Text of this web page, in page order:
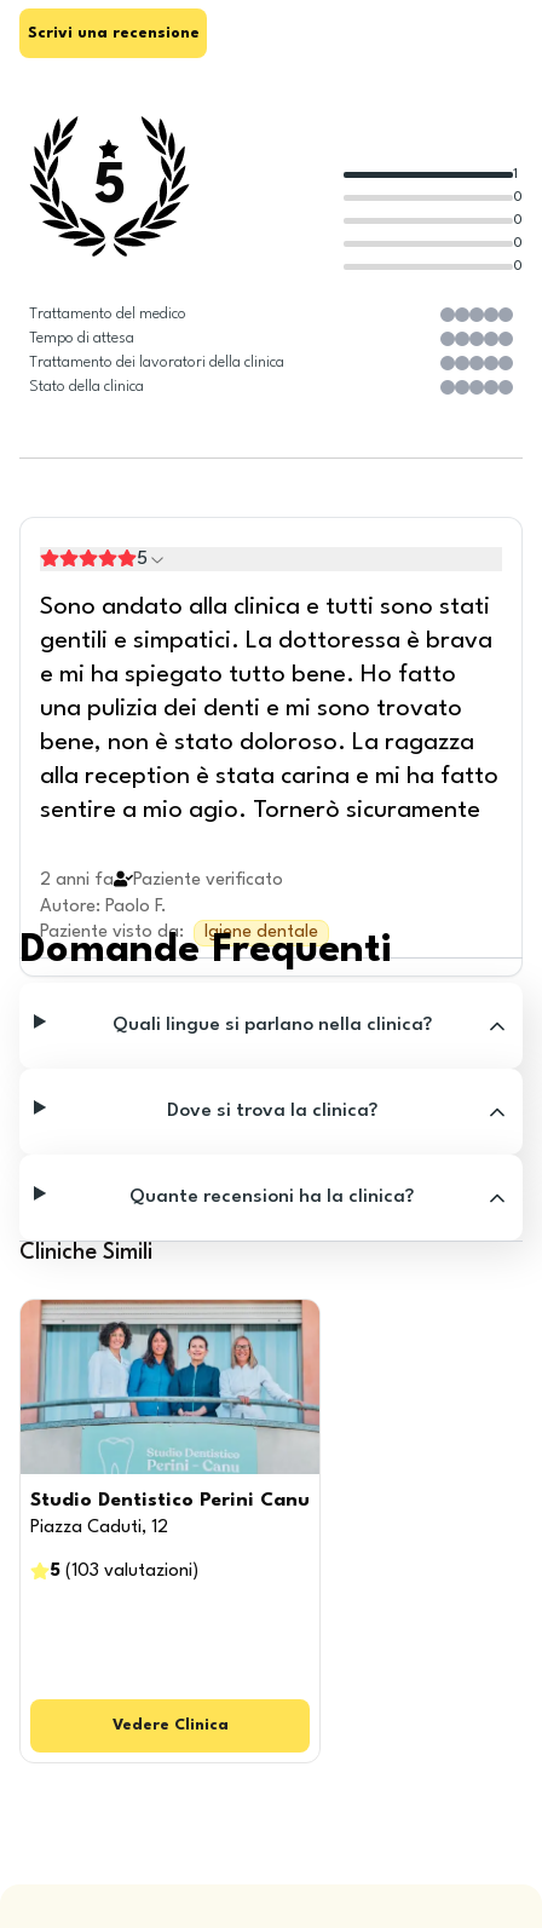
Scrivi una recensione
5
0
0
0
0
1
Trattamento del medico
Tempo di attesa
Trattamento dei lavoratori della clinica
Stato della clinica
5
Sono andato alla clinica e tutti sono stati
gentili e simpatici. La dottoressa è brava
e mi ha spiegato tutto bene. Ho fatto
una pulizia dei denti e mi sono trovato
bene, non è stato doloroso. La ragazza
alla reception è stata carina e mi ha fatto
sentire a mio agio. Tornerò sicuramente
2 anni fa
Paziente verificato
Autore: Paolo F.
Paziente visto da: Igiene dentale
Domande Frequenti
Quali lingue si parlano nella clinica?
Dove si trova la clinica?
Quante recensioni ha la clinica?
Cliniche Simili
Studio Dentistico Perini Canu
Piazza Caduti, 12
5 (103 valutazioni )
Vedere Clinica